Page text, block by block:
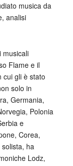
musica da
analisi
musicali
Flame e il
cui gli è stato
solo in
Germania,
Polonia
e
Corea,
ha
Lodz,